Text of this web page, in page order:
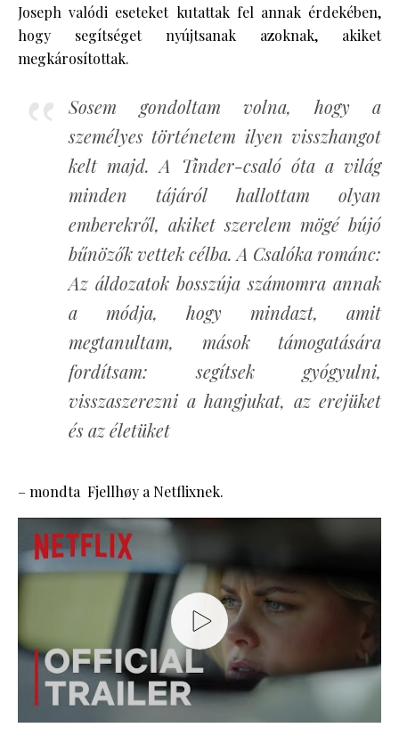
Joseph valódi eseteket kutattak fel annak érdekében,
hogy segítséget nyújtsanak azoknak, akiket
megkárosítottak.
Sosem gondoltam volna, hogy a
személyes történetem ilyen visszhangot
kelt majd. A Tinder-csaló óta a világ
minden tájáról hallottam olyan
emberekről, akiket szerelem mögé bújó
bűnözők vettek célba. A Csalóka románc:
Az áldozatok bosszúja számomra annak
a módja, hogy mindazt, amit
megtanultam, mások támogatására
fordítsam: segítsek gyógyulni,
visszaszerezni a hangjukat, az erejüket
és az életüket
– mondta Fjellhøy a Netflixnek.